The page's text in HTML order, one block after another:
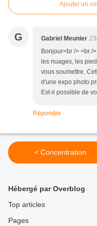
Ajouter un
G Gabriel Meunier
Bonjour<br /> <br /
les nuages, les
vous soumettre.
d'une expo photo
Est-il possible de
Répondre
< Concentration
Hébergé par Overblog
Top articles
Pages